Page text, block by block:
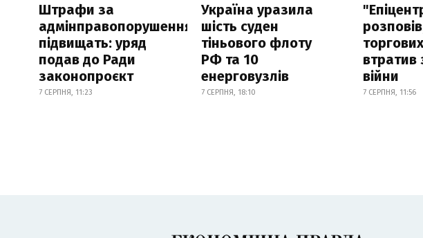
Штрафи за
адмінправопорушення
підвищать: уряд
подав до Ради
законопроєкт
7 СЕРПНЯ, 11:23
Україна уразила
шість суден
тіньового флоту
РФ та 10
енерговузлів
7 СЕРПНЯ, 18:10
втратив
війни
7 СЕРПНЯ, 11:56